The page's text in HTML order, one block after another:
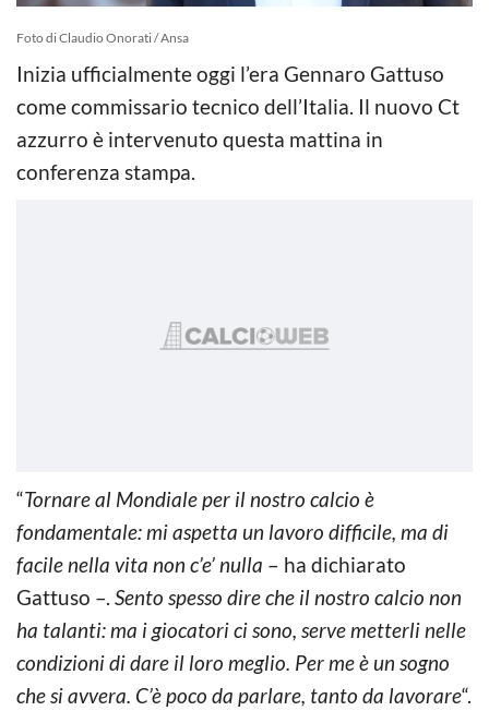
Foto di Claudio Onorati / Ansa
Inizia ufficialmente oggi l’era Gennaro Gattuso
come commissario tecnico dell’Italia. Il nuovo Ct
azzurro è intervenuto questa mattina in
conferenza stampa.
“Tornare al Mondiale per il nostro calcio è
fondamentale: mi aspetta un lavoro difficile, ma di
facile nella vita non c’e’ nulla – ha dichiarato
Gattuso –. Sento spesso dire che il nostro calcio non
ha talanti: ma i giocatori ci sono, serve metterli nelle
condizioni di dare il loro meglio. Per me è un sogno
che si avvera. C’è poco da parlare, tanto da lavorare“.